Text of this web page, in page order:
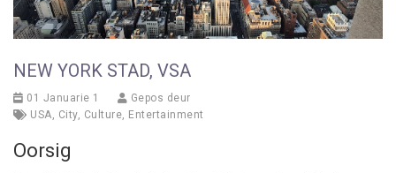
NEW YORK STAD, VSA
01 Januarie 1
Gepos deur
USA, City, Culture, Entertainment
Oorsig